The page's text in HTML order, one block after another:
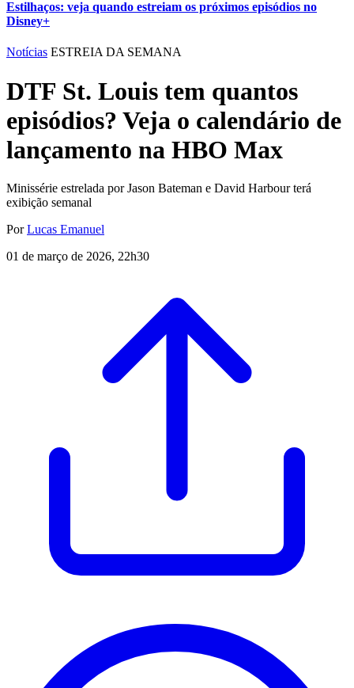
Estilhaços: veja quando estreiam os próximos episódios no
Disney+
Notícias ESTREIA DA SEMANA
DTF St. Louis tem quantos
episódios? Veja o calendário de
lançamento na HBO Max
Minissérie estrelada por Jason Bateman e David Harbour terá
exibição semanal
PorLucas Emanuel
01 de março de 2026, 22h30